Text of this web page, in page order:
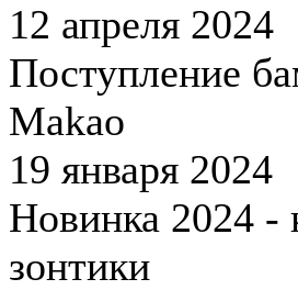
12 апреля 2024
Поступление
Makao
19 января 2024
Новинка 2024
зонтики